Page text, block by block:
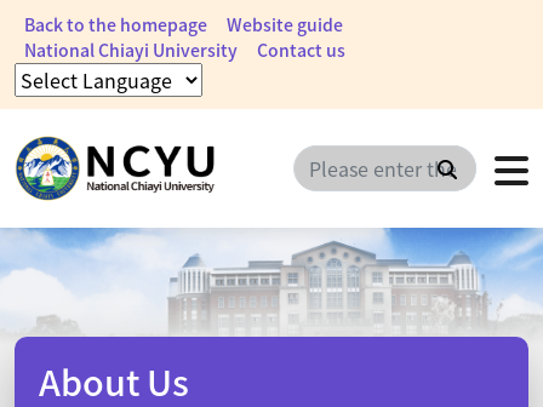
Back to the homepage
Website guide
National Chiayi University
Contact us
Search
About Us